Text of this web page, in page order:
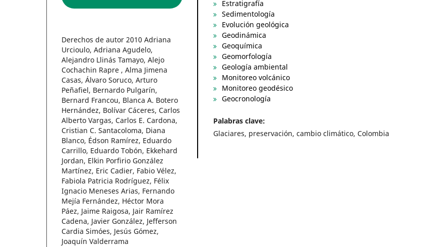
Derechos de autor 2010 Adriana
Urcioulo, Adriana Agudelo,
Alejandro Llinás Tamayo, Alejo
Cochachin Rapre , Alma Jimena
Casas, Álvaro Soruco, Arturo
Peñafiel, Bernardo Pulgarín,
Bernard Francou, Blanca A. Botero
Hernández, Bolívar Cáceres, Carlos
Alberto Vargas, Carlos E. Cardona,
Cristian C. Santacoloma, Diana
Blanco, Édson Ramírez, Eduardo
Carrillo, Eduardo Tobón, Ekkehard
Jordan, Elkin Porfirio González
Martínez, Eric Cadier, Fabio Vélez,
Fabiola Patricia Rodríguez, Félix
Ignacio Meneses Arias, Fernando
Mejía Fernández, Héctor Mora
Páez, Jaime Raigosa, Jair Ramírez
Cadena, Javier González, Jefferson
Cardia Simóes, Jesús Gómez,
Joaquín Valderrama
Estratigrafía
Sedimentología
Evolución geológica
Geodinámica
Geoquímica
Geomorfología
Geología ambiental
Monitoreo volcánico
Monitoreo geodésico
Geocronología
Palabras clave:
Glaciares, preservación, cambio climático, Colombia